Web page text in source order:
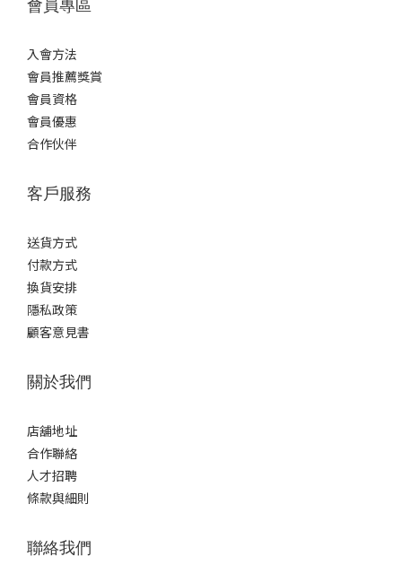
會員專區
入會方法
會員推薦獎賞
會員資格
會員優惠
合作伙伴
客戶服務
送貨方式
付款方式
換貨安排
隱私政策
顧客意見書
關於我們
店舖地址
合作聯絡
人才招聘
條款與細則
聯絡我們